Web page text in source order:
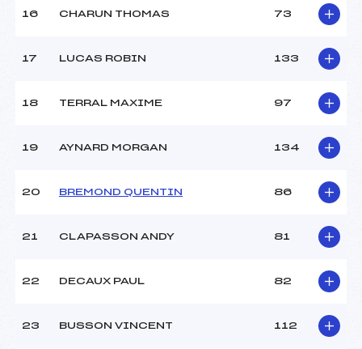
Pénalité appliquée :
126.4400
16 CHARUN THOMAS 73
17 LUCAS ROBIN 133
18 TERRAL MAXIME 97
19 AYNARD MORGAN 134
20 BREMOND QUENTIN 86
21 CLAPASSON ANDY 81
22 DECAUX PAUL 82
23 BUSSON VINCENT 112